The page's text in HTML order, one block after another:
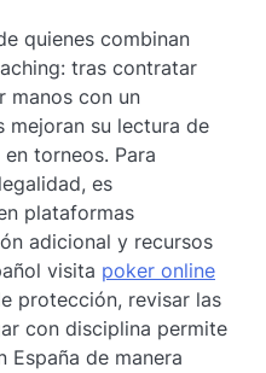
quienes combinan
tras contratar
manos con un
mejoran su lectura de
torneos. Para
es
plataformas
adicional y recursos
visita poker online
protección, revisar las
con disciplina permite
de manera